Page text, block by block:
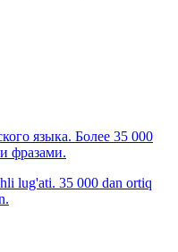
языка. Более 35 000
фразами.
lug'ati. 35 000 dan ortiq